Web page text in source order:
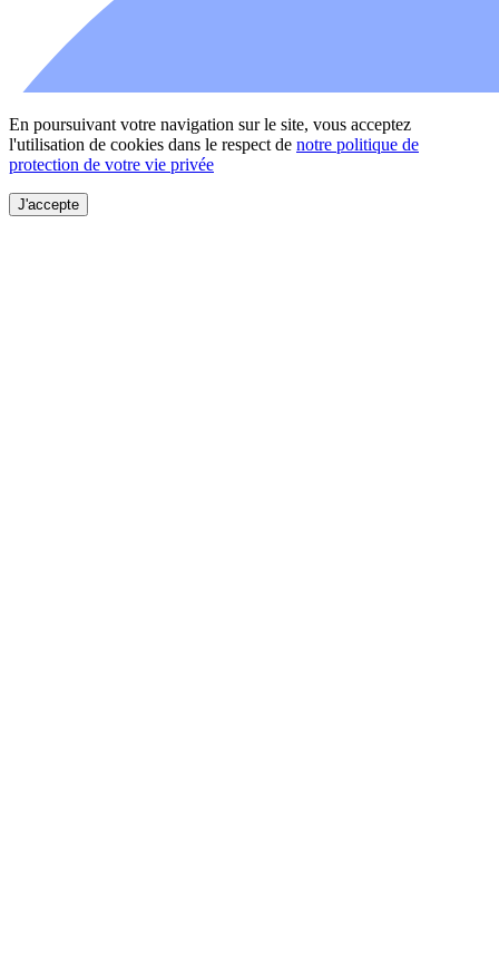
En poursuivant votre navigation sur le site, vous acceptez
l'utilisation de cookies dans le respect de notre politique de
protection de votre vie privée
J'accepte